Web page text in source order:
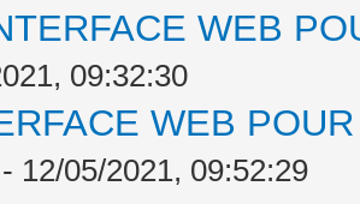
WEB
09:32:30
WEB
- 12/05/2021, 09:52:29